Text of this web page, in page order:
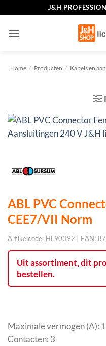
inhoud
J&H
Home / Producten / Kabels en
ABL PVC
CEE7/VII Norm
Artikelcode: HL90392 EAN:
Uit assortiment, dit
bestellen.
Maximale vermogen (A):
Contacten: 3